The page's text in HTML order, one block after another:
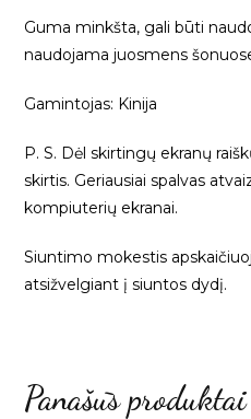
Guma minkšta, gali būti
naudojama juosmens
Gamintojas: Kinija
P. S. Dėl skirtingų ekranų
skirtis. Geriausiai spalvas
kompiuterių ekranai.
Siuntimo mokestis
atsižvelgiant į siuntos dydį.
Panašūs produktai